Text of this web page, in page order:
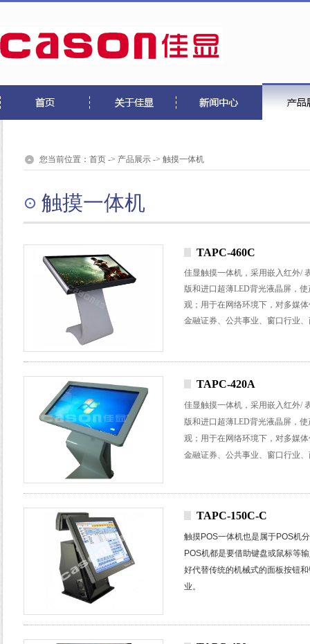
您当前位置： 首页 -> 产品展示 -> 触摸一体机
触摸一体机
TAPC-460C
佳显触摸一体机，采用嵌入红外/
版和进口超薄LED背光液晶屏，
观；用于在网络环境下，对多媒
金融证券、公共事业、窗口行业
TAPC-420A
佳显触摸一体机，采用嵌入红外/
版和进口超薄LED背光液晶屏，
观；用于在网络环境下，对多媒
金融证券、公共事业、窗口行业
TAPC-150C-C
触摸POS一体机也是属于POS机
POS机都是要借助键盘或鼠标等
好代替传统的机械式的面板按钮
业。